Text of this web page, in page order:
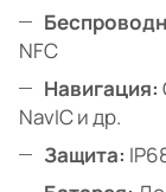
NFC
Навигация:
NavIC и др.
Защита: